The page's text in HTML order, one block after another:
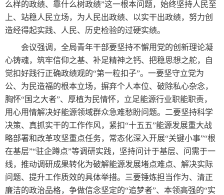
么样的政绩、靠什么树政绩”这一根本问题，始终坚持人民至
上、站稳人民立场，为人民出政绩、以实干出政绩，努力创
造经得起实践、人民、历史检验的过硬实绩。
会议强调，全局青年干部要坚持不懈用党的创新理论凝
心铸魂，筑牢信仰之基、补足精神之钙、把稳思想之舵，自
觉扣好践行正确政绩观的“第一粒扣子”。一要坚守立党为
公、为民造福的根本立场，摒弃个人本位、破除私心杂念，
胸怀“国之大者”、厚植为民情怀，立足能源行业职能职责，
用心用情解决好能源领域群众急难愁盼问题。二要坚持科学
决策、真抓实干的工作作风，紧扣“十五五”能源发展重大战
略部署和改革攻坚重点任务，常态化深入开展“关键小事”“根
在基层”“驻企蹲点”等调研实践，坚持问计于基层、问需于一
线，推动调研成果转化为破解能源发展堵点难点、解决实际
问题、提升工作质效的具体举措。三要锤炼担当作为、清正
廉洁的政治品格，争做信念坚定的“追梦者”、本领高强的“实